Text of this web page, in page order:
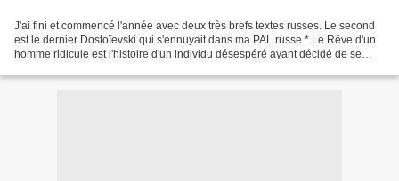
J'ai fini et commencé l'année avec deux très brefs textes russes. Le second
est le dernier Dostoïevski qui s'ennuyait dans ma PAL russe.* Le Rêve d'un
homme ridicule est l'histoire d'un individu désespéré ayant décidé de se